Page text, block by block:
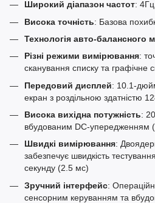
Широкий діапазон частот:
Висока точність: Базова
Технологія авто-балансного
Різні режими вимірювання:
сканування списку та графічне
Передовий дисплей: 10.1-
екран з роздільною здатністю
Висока вихідна потужність:
вбудованим DC-упередженням
Швидкі вимірювання:
забезпечує швидкість
секунду (2.5 мс)
Зручний інтерфейс:
сенсорним керуванням та